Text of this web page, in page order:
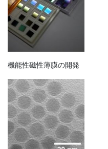
機能性磁性薄膜の開発